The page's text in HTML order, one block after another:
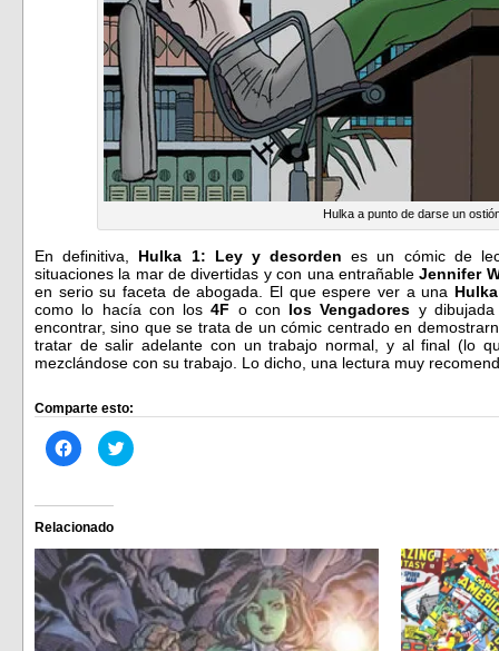
Hulka a punto de darse un
En definitiva, Hulka 1: Ley y desorden es un cómic de
situaciones la mar de divertidas y con una entrañableJennifer
en serio su faceta de abogada. El que espere ver a una Hulka
como lo hacía con los4F o con los Vengadores y
encontrar, sino que se trata de un cómic centrado en
tratar de salir adelante con un trabajo normal, y al final (lo
mezclándose con su trabajo. Lo dicho, una lectura muy
Comparte esto:
Haz
clic
Facebook
(Se
abre
en
una
ventana
nueva)
Haz
clic
en
una
ventana
nueva)
Relacionado